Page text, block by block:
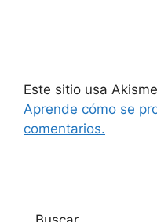
Este sitio usa
Aprende cómo se
comentarios.